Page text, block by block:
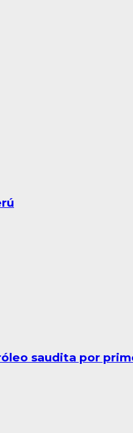
saudita por